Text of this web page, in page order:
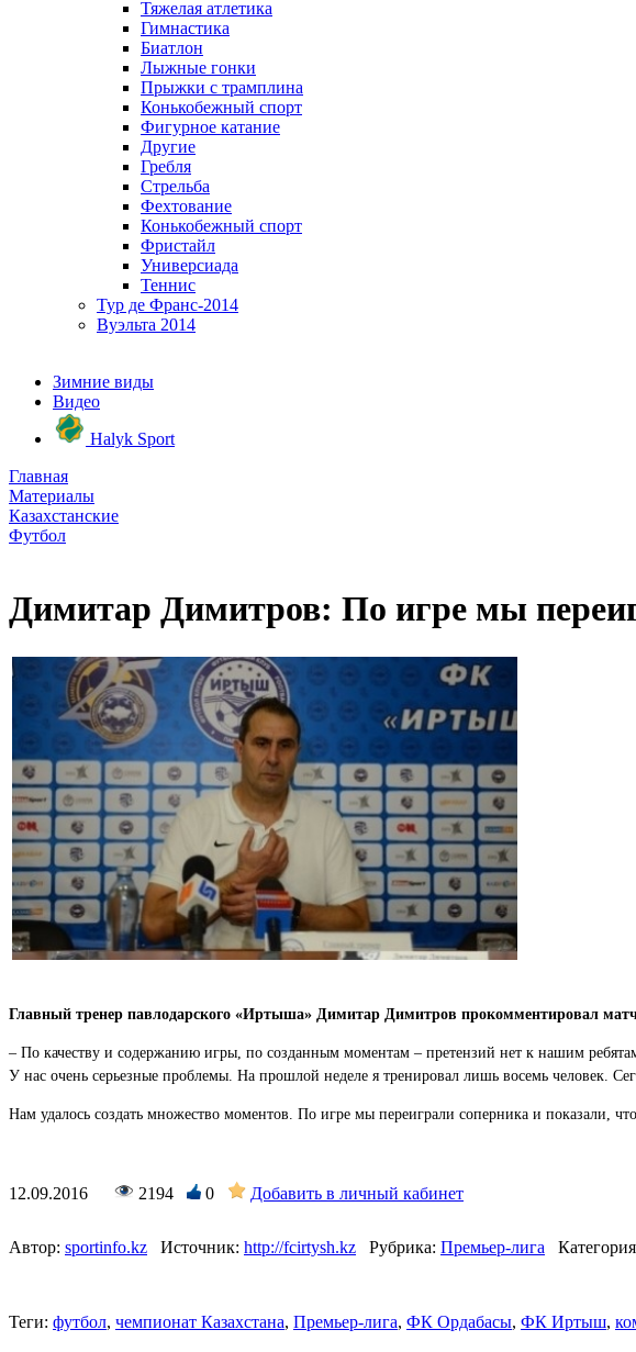
Тяжелая атлетика
Гимнастика
Биатлон
Лыжные гонки
Прыжки с трамплина
Конькобежный спорт
Фигурное катание
Другие
Гребля
Стрельба
Фехтование
Конькобежный спорт
Фристайл
Универсиада
Теннис
Тур де Франс-2014
Вуэльта 2014
Зимние виды
Видео
Halyk Sport
Главная
Материалы
Казахстанские
Футбол
Димитар Димитров: По игре мы
Главный тренер павлодарского «Иртыша» Димитар Димитров прокомментировал
– По качеству и содержанию игры, по созданным моментам – претензий нет к нашим
У нас очень серьезные проблемы. На прошлой неделе я тренировал лишь восемь человек.
Нам удалось создать множество моментов. По игре мы переиграли соперника и показали,
12.09.2016 2194 0 Добавить в личный кабинет
Автор: sportinfo.kz Источник: http://fcirtysh.kz Рубрика: Премьер-лига
Теги: футбол, чемпионат Казахстана, Премьер-лига, ФК Ордабасы, ФК Иртыш,